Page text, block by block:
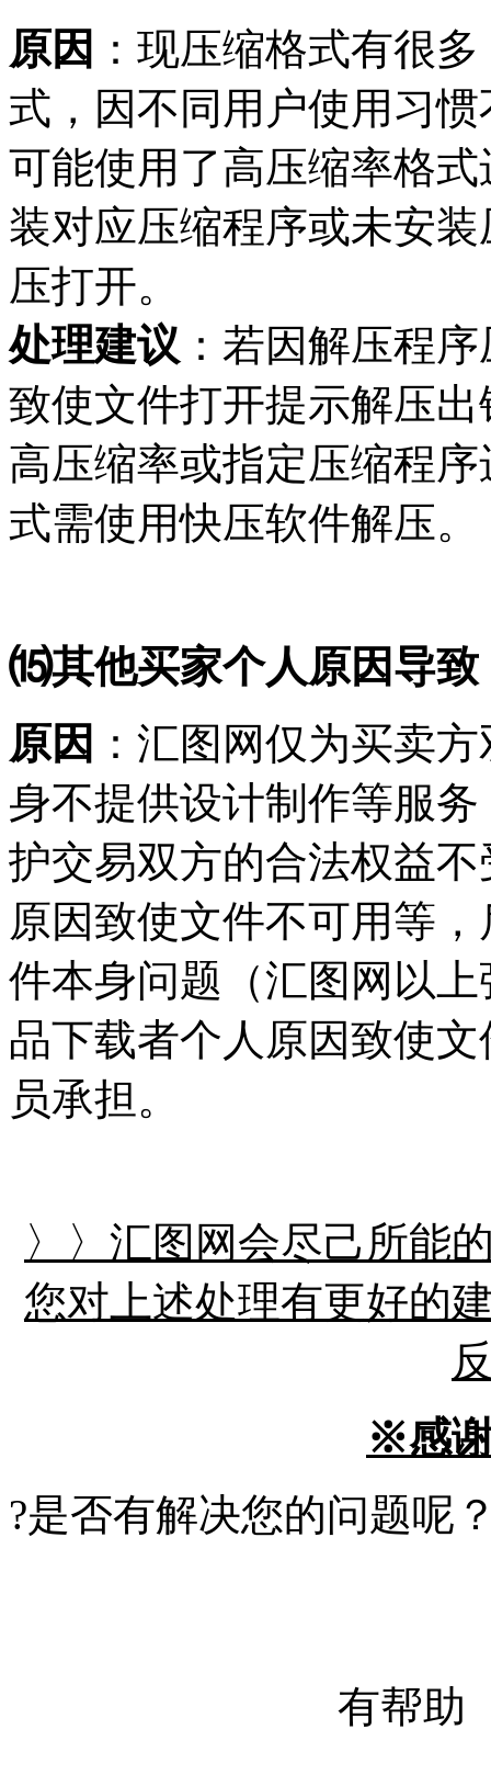
原因 ：现压缩格式有很
式，因不同用户使用习
可能使用了高压缩率格
装对应压缩程序或未安
压打开。
处理建议 ：若因解压程
致使文件打开提示解压
高压缩率或指定压缩程
式需使用快压软件解压。
⒂其他买家个人原因导致
原因 ：汇图网仅为买卖
身不提供设计制作等服
护交易双方的合法权益
原因致使文件不可用等
件本身问题（汇图网以
品下载者个人原因致使
员承担。
〉〉汇图网会尽己所能
您对上述处理有更好的
※感
?是否有解决您的问题呢
有帮助